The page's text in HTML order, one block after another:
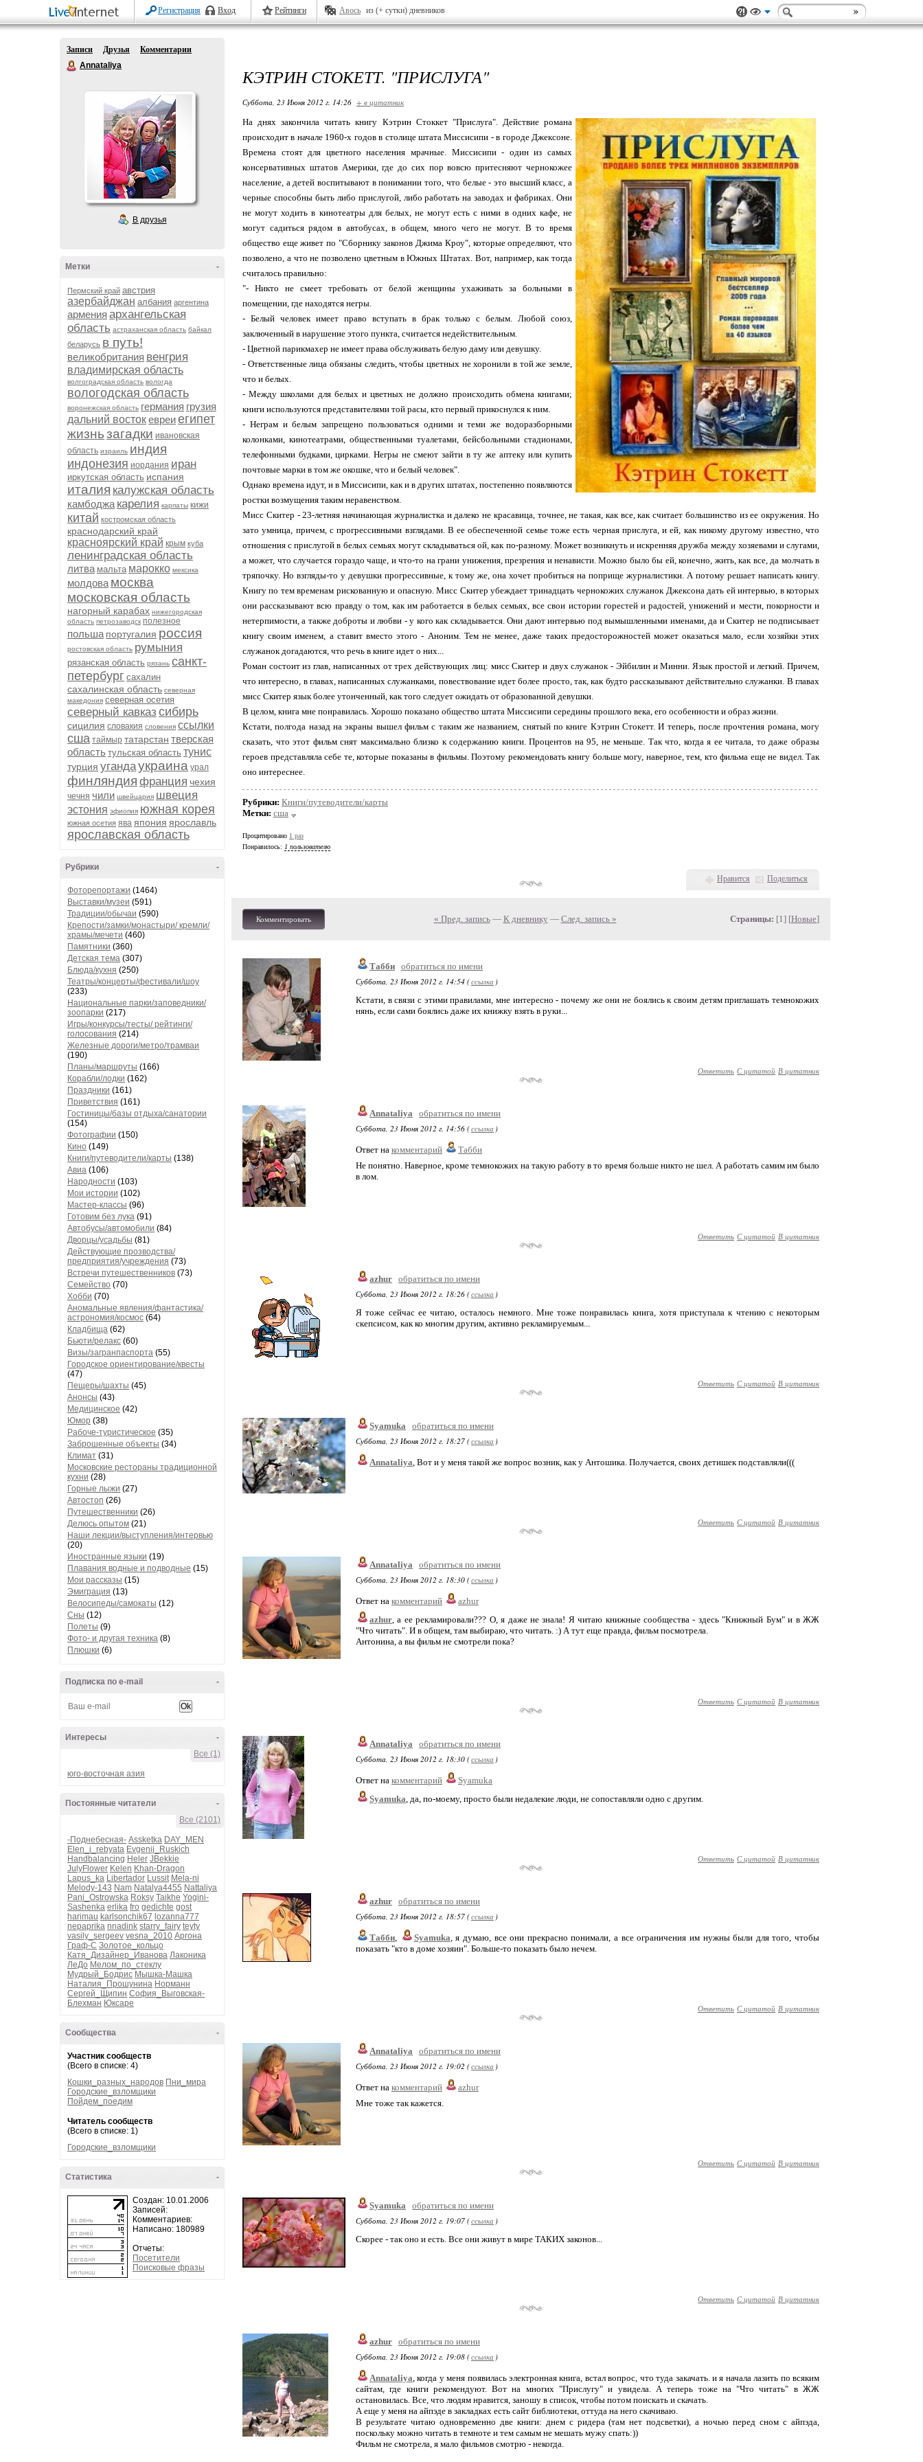
Регистрация Вход Рейтинги Авось из (+ сутки) дневников
Записи Друзья
Комментарии
Annataliya
В друзья
-
Метки
Пермский край австрия
азербайджан албания аргентина
армения архангельская
область астраханская область байкал
беларусь в путь!
великобритания венгрия
владимирская область
волгоградская область вологда
вологодская область
воронежская область германия грузия
дальний востокевреиегипет
жизньзагадки ивановская
область израиль индия
индонезия иордания иран
иркутская область испания
италия калужская область
камбоджа карелия карпаты кижи
китай костромская область
краснодарский край
красноярский край крым куба
ленинградская область
литва мальта марокко мексика
молдова москва
московская область
нагорный карабах нижегородская
область петрозаводск полезное
польша португалия россия
ростовская область румыния
рязанская область рязань санкт-
петербург сахалин
сахалинская область северная
македония северная осетия
северный кавказ сибирь
сицилия словакия словения ссылки
сша таймыр татарстан тверская
область тульская область тунис
турция угандаукраина урал
финляндия франция чехия
чечня чили швейцария швеция
эстония эфиопия южная корея
южная осетия ява япония ярославль
ярославская область
-
Рубрики
Фоторепортажи (1464)
Выставки/музеи (591)
Традиции/обычаи (590)
Крепости/замки/монастыри/ кремли/
храмы/мечети (460)
Памятники (360)
Детская тема (307)
Блюда/кухня (250)
Театры/концерты/фестивали/шоу
(233)
Национальные парки/заповедники/
зоопарки (217)
Игры/конкурсы/тесты/ рейтинги/
голосования (214)
Железные дороги/метро/трамваи
(190)
Планы/маршруты (166)
Корабли/лодки (162)
Праздники (161)
Приветствия (161)
Гостиницы/базы отдыха/санатории
(154)
Фотографии (150)
Кино (149)
Книги/путеводители/карты (138)
Авиа (106)
Народности (103)
Мои истории (102)
Мастер-классы (96)
Готовим без лука (91)
Автобусы/автомобили (84)
Дворцы/усадьбы (81)
Действующие прозводства/
предприятия/учреждения (73)
Встречи путешественников (73)
Семейство (70)
Хобби (70)
Аномальные явления/фантастика/
астрономия/космос (64)
Кладбища (62)
Бьюти/релакс (60)
Визы/загранпаспорта (55)
Городское ориентирование/квесты
(47)
Пещеры/шахты (45)
Анонсы (43)
Медицинское (42)
Юмор (38)
Рабоче-туристическое (35)
Заброшенные объекты (34)
Климат (31)
Московские рестораны традиционной
кухни (28)
Горные лыжи (27)
Автостоп (26)
Путешественники (26)
Делюсь опытом (21)
Наши лекции/выступления/интервью
(20)
Иностранные языки (19)
Плавания водные и подводные (15)
Мои рассказы (15)
Эмиграция (13)
Велосипеды/самокаты (12)
Сны (12)
Полеты (9)
Фото- и другая техника (8)
Плюшки (6)
-
Подписка по e-mail
-
Интересы
Все (1)
юго-восточная азия
-
Постоянные читатели
Все (2101)
-Поднебесная- Assketka DAY_MEN
Elen_i_rebyata Evgenij_Ruskich
Handbalancing Heler JBekkie
JulyFlower Kelen Khan-Dragon
Lapus_ka Libertador Lussit Mela-ni
Melody-143 Nam Natalya4455 Nattaliya
Pani_Ostrowska Roksy Taikhe Yogini-
Sashenka erlika fro gedichte gost
harimau karlsonchik67 lozanna777
nepaprika nnadink starry_fairy teyty
vasily_sergeev vesna_2010 Аргона
Граф-С Золотое_кольцо
Катя_Дизайнер_Иванова Лаконика
ЛеДо Мелом_по_стеклу
Мудрый_Бодрис Мышка-Машка
Наталия_Прошунина Норманн
Сергей_Щипин София_Выговская-
Блехман Юксаре
-
Сообщества
Участник сообществ
(Всего в списке: 4)
Кошки_разных_народов Пни_мира
Городские_взломщики
Пойдем_поедим
Читатель сообществ
(Всего в списке: 1)
Городские_взломщики
-
Статистика
Создан: 10.01.2006
Записей:
Комментариев:
Написано: 180989
Отчеты:
Посетители
Поисковые фразы
КЭТРИН СТОКЕТТ. "ПРИСЛУГА"
Суббота, 23 Июня 2012 г. 14:26 + в цитатник
На днях закончила читать книгу Кэтрин Стоккет "Прислуга". Действие романа
происходит в начале 1960-х годов в столице штата Миссисипи - в городе Джексоне.
Времена стоят для цветного населения мрачные. Миссисипи - один из самых
консервативных штатов Америки, где до сих пор вовсю притесняют чернокожее
население, а детей воспитывают в понимании того, что белые - это высший класс, а
черные способны быть либо прислугой, либо работать на заводах и фабриках. Они
не могут ходить в кинотеатры для белых, не могут есть с ними в одних кафе, не
могут садиться рядом в автобусах, в общем, много чего не могут. В то время
общество еще живет по "Сборнику законов Джима Кроу", которые определяют, что
позволено, а что не позволено цветным в Южных Штатах. Вот, например, как тогда
считалось правильно:
"- Никто не смеет требовать от белой женщины ухаживать за больными в
помещении, где находятся негры.
- Белый человек имеет право вступать в брак только с белым. Любой союз,
заключенный в нарушение этого пункта, считается недействительным.
- Цветной парикмахер не имеет права обслуживать белую даму или девушку.
- Ответственные лица обязаны следить, чтобы цветных не хоронили в той же земле,
что и белых.
- Между школами для белых и цветных не должно происходить обмена книгами;
книги используются представителями той расы, кто первый прикоснулся к ним.
- Неграм и белым запрещено пользоваться одними и теми же водоразборными
колонками, кинотеатрами, общественными туалетами, бейсбольными стадионами,
телефонными будками, цирками. Негры не смеют зайти в ту же аптеку или купить
почтовые марки в том же окошке, что и белый человек".
Однако времена идут, и в Миссисипи, как и в других штатах, постепенно появляются
ростки возмущения таким неравенством.
Мисс Скитер - 23-летняя начинающая журналистка и далеко не красавица, точнее, не такая, как все, как считает большинство из ее окружения. Но
зато умница, причем, с прогрессивными взглядами. В ее обеспеченной семье тоже есть черная прислуга, и ей, как никому другому известно, что
отношения с прислугой в белых семьях могут складываться ой, как по-разному. Может возникнуть и искренняя дружба между хозяевами и слугами,
а может, что случается гораздо чаще, и что-то на грани унижения, презрения и ненависти. Можно было бы ей, конечно, жить, как все, да молчать в
тряпочку. Но взгляды-то у девушки прогрессивные, к тому же, она хочет пробиться на поприще журналистики. А потому решает написать книгу.
Книгу по тем временам рискованную и опасную. Мисс Скитер убеждает тринадцать чернокожих служанок Джексона дать ей интервью, в которых
они рассказывают всю правду о том, как им работается в белых семьях, все свои истории горестей и радостей, унижений и мести, покорности и
нетерпимости, а также доброты и любви - у кого как складывается. Они дают интервью под вымышленными именами, да и Скитер не подписывает
книгу своим именем, а ставит вместо этого - Аноним. Тем не менее, даже таких предосторожностей может оказаться мало, если хозяйки этих
служанок догадаются, что речь в книге идет о них...
Роман состоит из глав, написанных от трех действующих лиц: мисс Скитер и двух служанок - Эйбилин и Минни. Язык простой и легкий. Причем,
что интересно, в главах, написанных служанками, повествование идет более просто, так, как будто рассказывают действительно служанки. В главах
мисс Скитер язык более утонченный, как того следует ожидать от образованной девушки.
В целом, книга мне понравилась. Хорошо показано общество штата Миссисипи середины прошлого века, его особенности и образ жизни.
Кстати, полгода назад на экраны вышел фильм с таким же названием, снятый по книге Кэтрин Стокетт. И теперь, после прочтения романа, могу
сказать, что этот фильм снят максимально близко к содержанию книги. Процентов на 95, не меньше. Так что, когда я ее читала, то даже образы
героев представляла себе те, которые показаны в фильмы. Поэтому рекомендовать книгу больше могу, наверное, тем, кто фильма еще не видел. Так
оно интереснее.
Рубрики: Книги/путеводители/карты
Метки: сша
Процитировано 1 раз
Понравилось: 1 пользователю
Нравится Поделиться
Комментировать « Пред. запись— К дневнику — След. запись » Страницы: [1] [Новые]
Табби обратиться по имени
Суббота, 23 Июня 2012 г. 14:54 (ссылка )
Кстати, в связи с этими правилами, мне интересно - почему же они не боялись к своим детям приглашать темнокожих
нянь, если сами боялись даже их книжку взять в руки...
Ответить С цитатой В цитатник
Annataliya
обратиться по имени
Суббота, 23 Июня 2012 г. 14:56 (ссылка )
Ответ на комментарий
Табби
Не понятно. Наверное, кроме темнокожих на такую работу в то время больше никто не шел. А работать самим им было
в лом.
Ответить С цитатой В цитатник
azhur обратиться по имени
Суббота, 23 Июня 2012 г. 18:26 (ссылка )
Я тоже сейчас ее читаю, осталось немного. Мне тоже понравилась книга, хотя приступала к чтению с некоторым
скепсисом, как ко многим другим, активно рекламируемым...
Ответить С цитатой В цитатник
Syamuka
обратиться по имени
Суббота, 23 Июня 2012 г. 18:27 (ссылка )
Annataliya, Вот и у меня такой же вопрос возник, как у Антошика. Получается, своих детишек подставляли(((
Ответить С цитатой В цитатник
Annataliya
обратиться по имени
Суббота, 23 Июня 2012 г. 18:30 (ссылка )
Ответ на комментарий
azhur
azhur, а ее рекламировали??? О, я даже не знала! Я читаю книжные сообщества - здесь "Книжный Бум" и в ЖЖ
"Что читать". И в общем, там выбираю, что читать. :) А тут еще правда, фильм посмотрела.
Антонина, а вы фильм не смотрели пока?
Ответить С цитатой В цитатник
Annataliya
обратиться по имени
Суббота, 23 Июня 2012 г. 18:30 (ссылка )
Ответ на комментарий
Syamuka
Syamuka, да, по-моему, просто были недалекие люди, не сопоставляли одно с другим.
Ответить С цитатой В цитатник
azhur обратиться по имени
Суббота, 23 Июня 2012 г. 18:57 (ссылка )
Табби, Syamuka, я думаю, все они прекрасно понимали, а все ограничения им нужны были для того, чтобы
показать "кто в доме хозяин". Больше-то показать было нечем.
Ответить С цитатой В цитатник
Annataliya
обратиться по имени
Суббота, 23 Июня 2012 г. 19:02 (ссылка )
Ответ на комментарий
azhur
Мне тоже так кажется.
Ответить С цитатой В цитатник
Syamuka
обратиться по имени
Суббота, 23 Июня 2012 г. 19:07 (ссылка )
Скорее - так оно и есть. Все они живут в мире ТАКИХ законов...
Ответить С цитатой В цитатник
azhur обратиться по имени
Суббота, 23 Июня 2012 г. 19:08 (ссылка )
Annataliya, когда у меня появилась электронная книга, встал вопрос, что туда закачать. и я начала лазить по всяким
сайтам, где книги рекомендуют. Вот на многих "Прислугу" и увидела. А теперь тоже на "Что читать" в ЖЖ
остановилась. Все, что людям нравится, заношу в список, чтобы потом поискать и скачать.
А еще у меня на айпэде в закладках есть сайт библиотеки, оттуда на него скачиваю.
В результате читаю одновременно две книги: днем с ридера (там нет подсветки), а ночью перед сном с айпэда,
поскольку можно читать в темноте и тем самым не мешать мужу спать:))
Фильм не смотрела, я мало фильмов смотрю - некогда.